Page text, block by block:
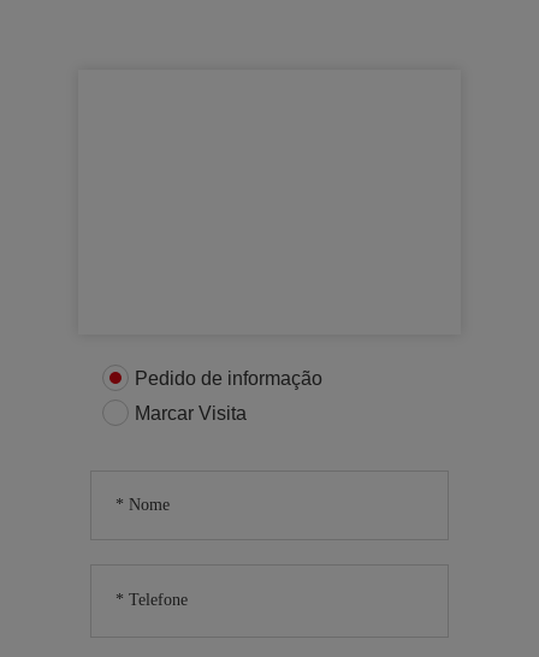
Pedido de informação
Marcar Visita